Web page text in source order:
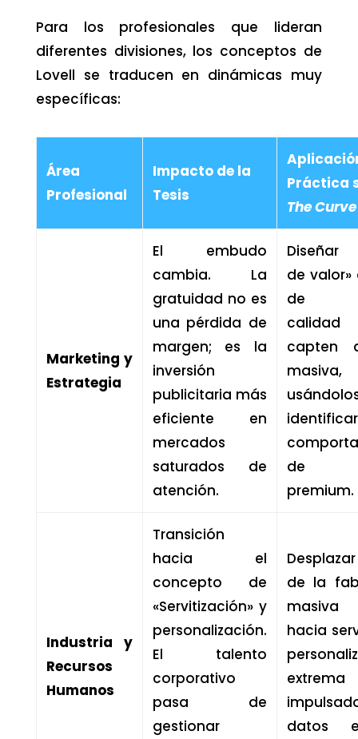
Para los profesionales que lideran
diferentes divisiones, los conceptos de
Lovell se traducen en dinámicas muy
específicas:
Área
Profesional
Impacto de la
Tesis
Práctica
The Curve
Marketing y
Estrategia
El embudo
cambia. La
gratuidad no es
una pérdida de
margen; es la
inversión
publicitaria más
eficiente en
mercados
saturados de
atención.
Diseñar
de valor»
de
capten
masiva,
identificar
de
premium.
Industria y
Recursos
Humanos
Transición
hacia el
concepto de
«Servitización» y
personalización.
El talento
corporativo
pasa de
gestionar
de la
hacia
extrema
datos